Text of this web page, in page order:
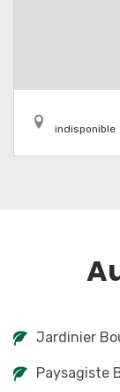
indisponible
Jardinier
Paysagiste